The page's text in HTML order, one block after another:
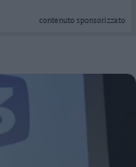
contenuto sponsorizzato